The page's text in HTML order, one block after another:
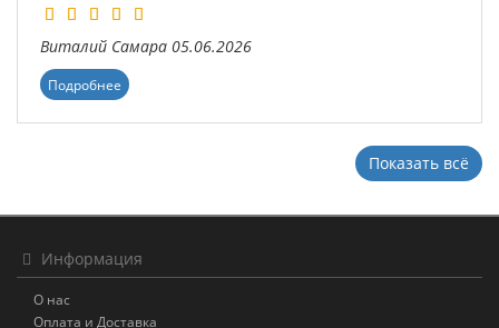
Виталий Самара 05.06.2026
Подробнее
Показать всё
Информация
О нас
Оплата и Доставка